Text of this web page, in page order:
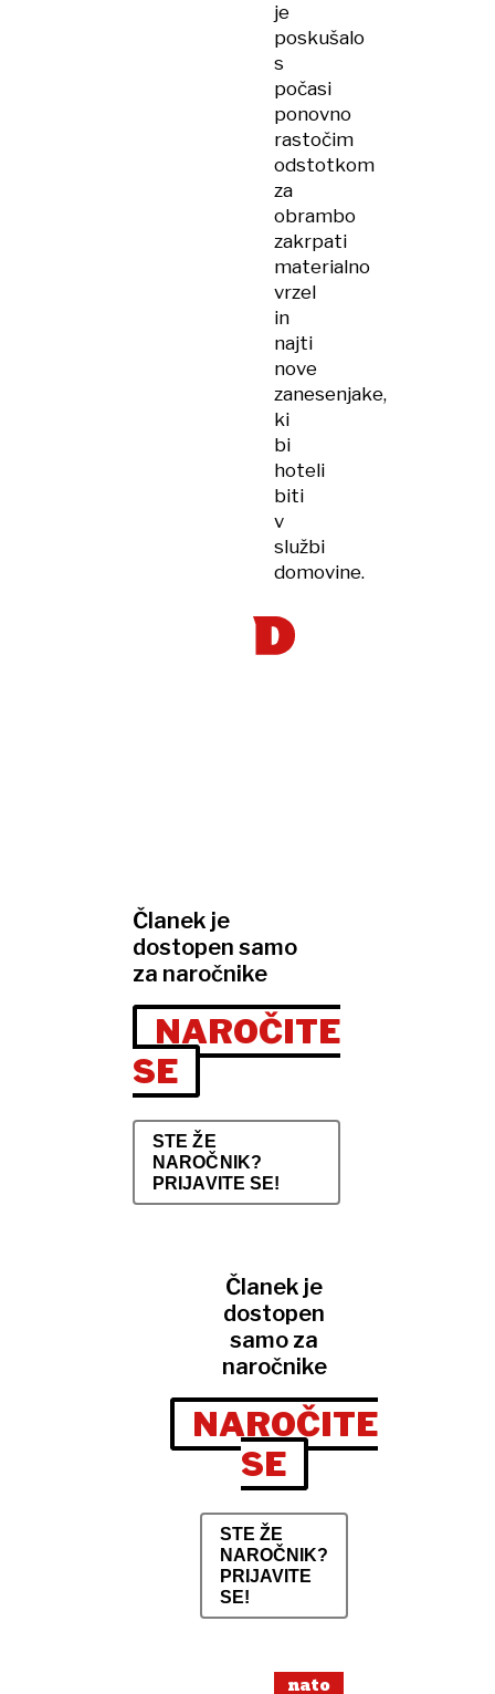
je
poskušalo
s
počasi
ponovno
rastočim
odstotkom
za
obrambo
zakrpati
materialno
vrzel
in
najti
nove
zanesenjake,
ki
bi
hoteli
biti
v
službi
domovine.
Članek je
dostopen samo
za naročnike
NAROČITE
SE
STE ŽE
NAROČNIK?
PRIJAVITE SE!
Članek je
dostopen
samo za
naročnike
NAROČITE
SE
STE ŽE
NAROČNIK?
PRIJAVITE
SE!
nato